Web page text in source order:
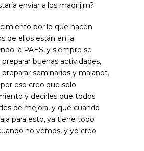
enviar a los madrijim?
por lo que hacen
de ellos están en la
la PAES, y siempre se
buenas actividades,
seminarios y majanot.
eso creo que solo
y decirles que todos
de mejora, y que cuando
para esto, ya tiene todo
no vemos, y yo creo